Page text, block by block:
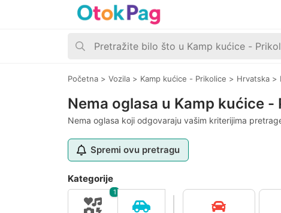
Početna > Vozila > Kamp kućice - Prikolice > Hrvatska >
Nema oglasa u Kamp kućice
Nema oglasa koji odgovaraju vašim kriterijima
Spremi ovu pretragu
Kategorije
1